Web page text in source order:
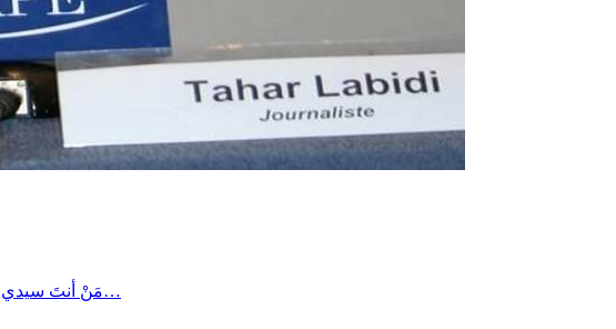
● مَنْ أنتَ سيدي، ولِمَا كل نصوصكَ بهذا الكمِّ من الكآبةِ والإكتئابْ؟! 🧨 أنا الراحل دوما، والمسافر دوما، لا وطنَ لي، لا مقرَّ لي، لا حضنَ لي…